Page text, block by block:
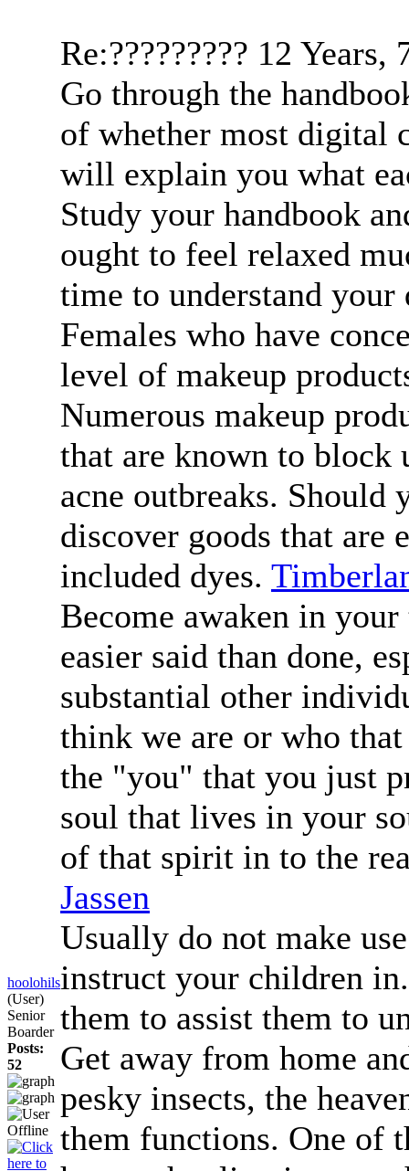
hoolohils
(User)
Senior
Boarder
Posts:
52
Re:????????? 12 Years,
Go through the
of whether most digital
will explain you what
Study your handbook
ought to feel relaxed
time to understand
Females who have
level of makeup
Numerous makeup
that are known to block
acne outbreaks. Should
discover goods that
included dyes.
Become awaken in
easier said than done,
substantial other
think we are or who that
the "you" that you just
soul that lives in your
of that spirit in to the
Jassen
Usually do not make
instruct your children
them to assist them to
Get away from home
pesky insects, the
them functions. One of